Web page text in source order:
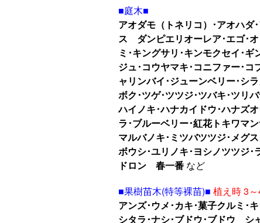
■庭木■
アオダモ（トネリコ）･アオハダ
ス ダンピエリオーレア･エゴ･
ミ･キングサリ･キンモクセイ･
ジュ･コウヤマキ･コニファー･コ
ャリンバイ･ジューンベリー･シ
ボク･ツゲ･ツツジ･ツバキ･ツリ
ハイノキ･ハナカイドウ･ハナズ
ラ･ブルーベリー･紅花トキワマ
マルバノキ･ミツバツツジ･メグ
ボウシ･ユリノキ･ヨシノツツジ
ドロン 春一番 など
■果樹苗木(特等裸苗)■ 植え時 3
アンズ･ウメ･カキ･菓子クルミ･
シタラ･ナシ･ブドウ･ブドウ シ